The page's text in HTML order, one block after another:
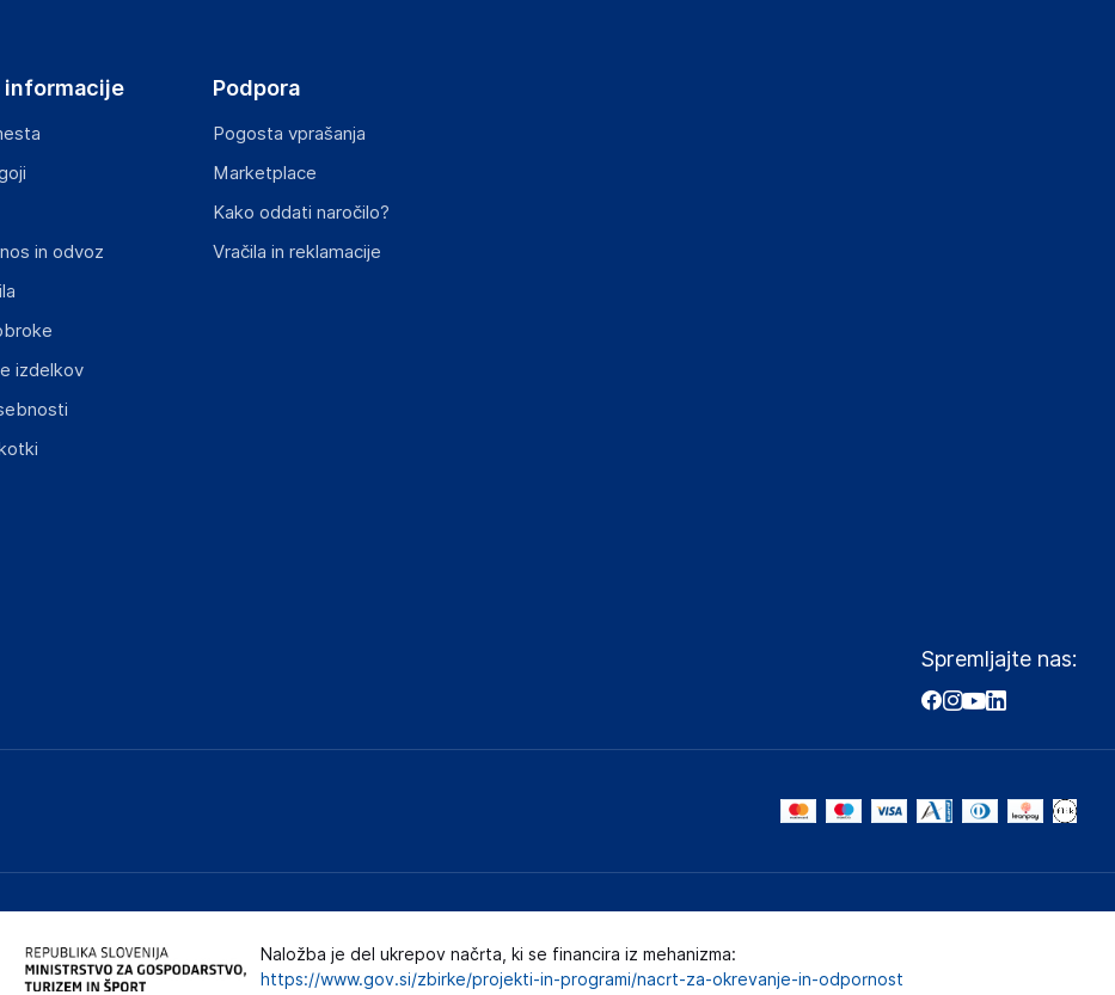
informacije
in odvoz
izdelkov
Podpora
Pogosta vprašanja
Marketplace
Kako oddati naročilo?
Vračila in reklamacije
Spremljajte nas:
Naložba je del ukrepov načrta, ki se financira iz mehanizma:
https://www.gov.si/zbirke/projekti-in-programi/nacrt-za-okrevanje-in-odpornost